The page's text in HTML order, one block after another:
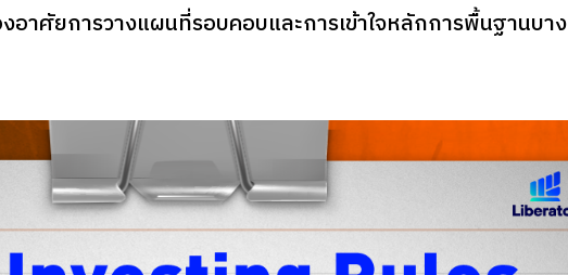
าศัยการวางแผนที่รอบคอบและการเข้าใจหลักการพื้นฐานบาง